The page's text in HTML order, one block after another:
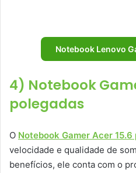
Notebook Lenovo
4) Notebook
polegadas
O Notebook Gamer Acer 15.6
velocidade e qualidade de
benefícios, ele conta com o